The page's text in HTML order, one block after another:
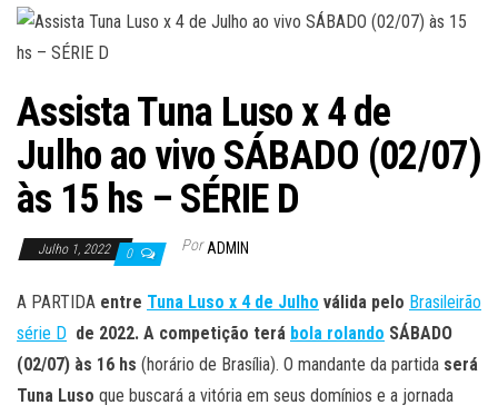
Assista Tuna Luso x 4 de
Julho ao vivo SÁBADO (02/07)
às 15 hs – SÉRIE D
Julho 1, 2022 0 Por ADMIN
A PARTIDA entre Tuna Luso x 4 de Julho válida pelo Brasileirão
série D de 2022. A competição terá bola rolando SÁBADO
(02/07) às 16 hs (horário de Brasília). O mandante da partida será
Tuna Luso que buscará a vitória em seus domínios e a jornada